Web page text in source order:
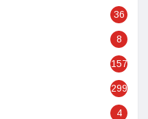
36
8
157
299
4